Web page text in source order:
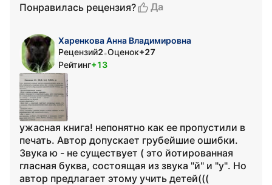
Понравилась рецензия?
Да
Харенкова Анна Владимировна
Рецензий2•Оценок+27
Рейтинг+13
ужасная книга! непонятно как ее пропустили в
печать. Автор допускает грубейшие ошибки.
Звука ю - не существует ( это йотированная
гласная буква, состоящая из звука "й" и "у". Но
автор предлагает этому учить детей(((